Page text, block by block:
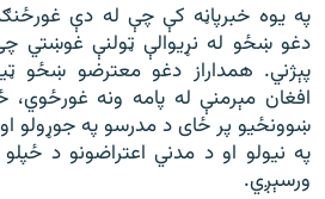
په یوه خبرپاڼه کې چې له دې
دغو ښځو له نړیوالې ټولنې غوښتي
پېژني. همداراز دغو معترضو ښځو
افغان مېرمنې له پامه ونه
ښوونځیو پر ځای د مدرسو په جوړولو
په نیولو او د مدني اعتراضونو د
ورسېږي.